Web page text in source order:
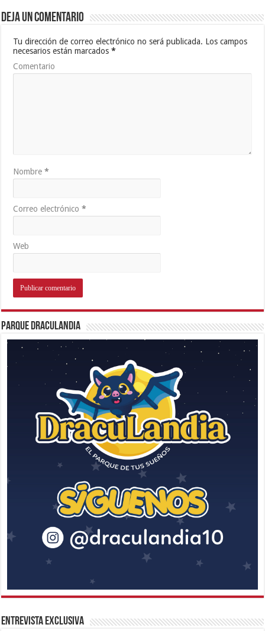
Deja un comentario
Tu dirección de correo electrónico no será publicada. Los campos
necesarios están marcados*
Comentario
Nombre*
Correo electrónico*
Web
Parque Draculandia
Entrevista Exclusiva